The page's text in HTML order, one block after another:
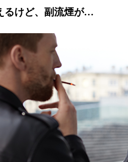
るけど、副流煙が…